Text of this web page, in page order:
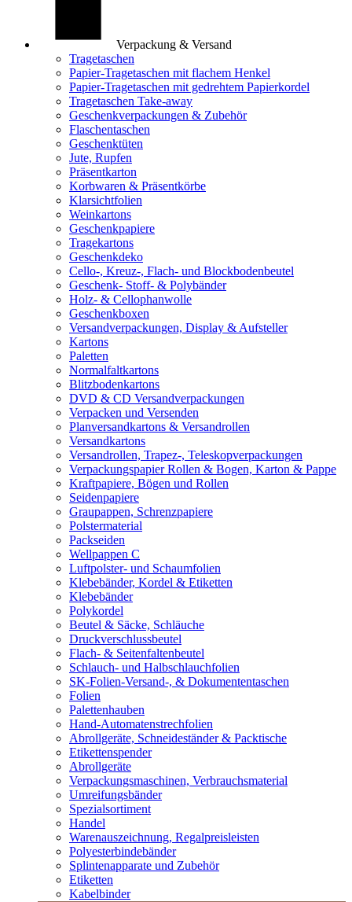
Verpackung & Versand
Tragetaschen
Papier-Tragetaschen mit flachem Henkel
Papier-Tragetaschen mit gedrehtem Papierkordel
Tragetaschen Take-away
Geschenkverpackungen & Zubehör
Flaschentaschen
Geschenktüten
Jute, Rupfen
Präsentkarton
Korbwaren & Präsentkörbe
Klarsichtfolien
Weinkartons
Geschenkpapiere
Tragekartons
Geschenkdeko
Cello-, Kreuz-, Flach- und Blockbodenbeutel
Geschenk- Stoff- & Polybänder
Holz- & Cellophanwolle
Geschenkboxen
Versandverpackungen, Display & Aufsteller
Kartons
Paletten
Normalfaltkartons
Blitzbodenkartons
DVD & CD Versandverpackungen
Verpacken und Versenden
Planversandkartons & Versandrollen
Versandkartons
Versandrollen, Trapez-, Teleskopverpackungen
Verpackungspapier Rollen & Bogen, Karton & Pappe
Kraftpapiere, Bögen und Rollen
Seidenpapiere
Graupappen, Schrenzpapiere
Polstermaterial
Packseiden
Wellpappen C
Luftpolster- und Schaumfolien
Klebebänder, Kordel & Etiketten
Klebebänder
Polykordel
Beutel & Säcke, Schläuche
Druckverschlussbeutel
Flach- & Seitenfaltenbeutel
Schlauch- und Halbschlauchfolien
SK-Folien-Versand-, & Dokumententaschen
Folien
Palettenhauben
Hand-Automatenstrechfolien
Abrollgeräte, Schneideständer & Packtische
Etikettenspender
Abrollgeräte
Verpackungsmaschinen, Verbrauchsmaterial
Umreifungsbänder
Spezialsortiment
Handel
Warenauszeichnung, Regalpreisleisten
Polyesterbindebänder
Splintenapparate und Zubehör
Etiketten
Kabelbinder